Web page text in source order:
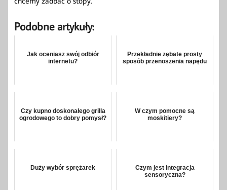
Podobne artykuły:
Jak oceniasz swój odbiór
internetu?
Przekładnie zębate prosty
sposób przenoszenia napędu
Czy kupno doskonałego grilla
ogrodowego to dobry pomysł?
W czym pomocne są
moskitiery?
Duży wybór sprężarek
Czym jest integracja
sensoryczna?